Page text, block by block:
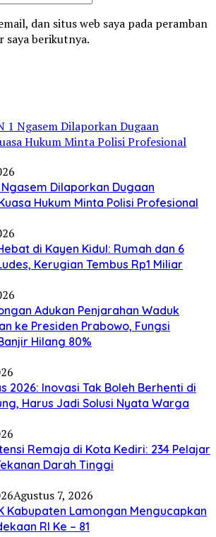
dan situs web saya pada peramban
berikutnya.
Ngasem Dilaporkan Dugaan
Hukum Minta Polisi Profesional
di Kayen Kidul: Rumah dan 6
Kerugian Tembus Rp1 Miliar
Adukan Penjarahan Waduk
ke Presiden Prabowo, Fungsi
Hilang 80%
2026: Inovasi Tak Boleh Berhenti di
Harus Jadi Solusi Nyata Warga
Remaja di Kota Kediri: 234 Pelajar
Darah Tinggi
Agustus 7, 2026
Kabupaten Lamongan Mengucapkan
RI Ke – 81